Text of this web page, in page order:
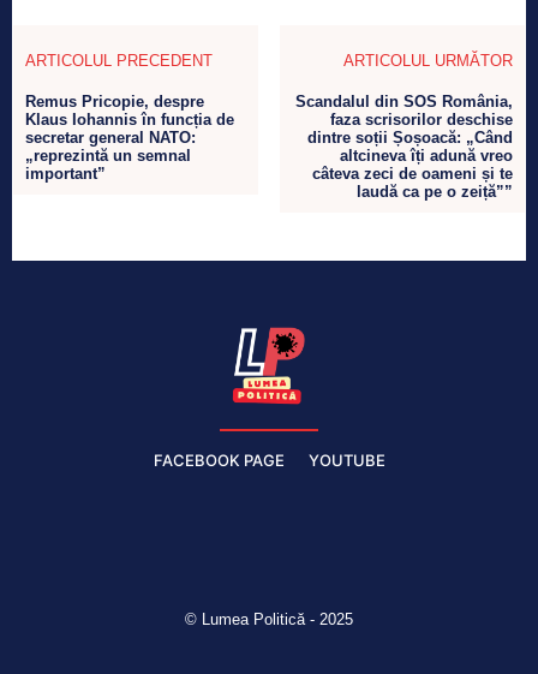
ARTICOLUL PRECEDENT
Remus Pricopie, despre
Klaus Iohannis în funcția de
secretar general NATO:
„reprezintă un semnal
important”
ARTICOLUL URMĂTOR
Scandalul din SOS România,
faza scrisorilor deschise
dintre soții Șoșoacă: „Când
altcineva îți adună vreo
câteva zeci de oameni și te
laudă ca pe o zeiță””
FACEBOOK PAGE YOUTUBE
© Lumea Politică - 2025